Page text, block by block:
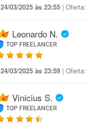
24/03/2025 às 23:55 | Oferta:
Leonardo N.
TOP FREELANCER
24/03/2025 às 23:59 | Oferta:
Vinicius S.
TOP FREELANCER